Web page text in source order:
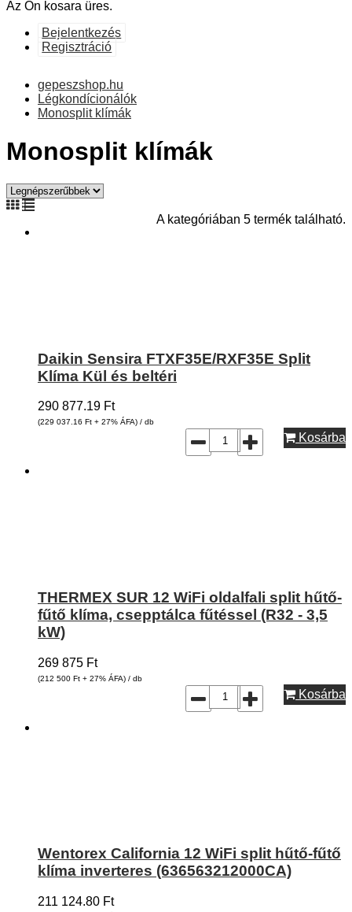
Az Ön kosara üres.
Bejelentkezés
Regisztráció
gepeszshop.hu
Légkondícionálók
Monosplit klímák
Monosplit klímák
A kategóriában 5 termék található.
Daikin Sensira FTXF35E/RXF35E Split
Klíma Kül és beltéri
290 877.19 Ft
(229 037.16 Ft + 27% ÁFA) / db
Kosárba
THERMEX SUR 12 WiFi oldalfali split hűtő-
fűtő klíma, csepptálca fűtéssel (R32 - 3,5
kW)
269 875 Ft
(212 500 Ft + 27% ÁFA) / db
Kosárba
Wentorex California 12 WiFi split hűtő-fűtő
klíma inverteres (636563212000CA)
211 124.80 Ft